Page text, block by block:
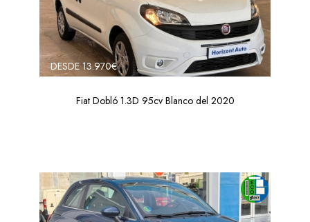
DESDE 13.970€
Fiat Dobló 1.3D 95cv Blanco del 2020